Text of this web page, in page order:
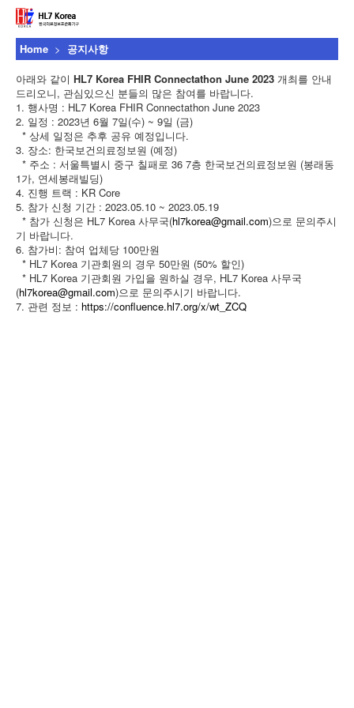
Home > 공지사항
아래와 같이 HL7 Korea FHIR Connectathon June 2023 개최를 안내
드리오니, 관심있으신 분들의 많은 참여를 바랍니다.
1. 행사명 : HL7 Korea FHIR Connectathon June 2023
2. 일정 : 2023년 6월 7일(수) ~ 9일 (금)
* 상세 일정은 추후 공유 예정입니다.
3. 장소: 한국보건의료정보원 (예정)
* 주소 : 서울특별시 중구 칠패로 36 7층 한국보건의료정보원 (봉래동
1가, 연세봉래빌딩)
4. 진행 트랙 : KR Core
5. 참가 신청 기간 : 2023.05.10 ~ 2023.05.19
* 참가 신청은 HL7 Korea 사무국(hl7korea@gmail.com)으로 문의주시
기 바랍니다.
6. 참가비: 참여 업체당 100만원
* HL7 Korea 기관회원의 경우 50만원 (50% 할인)
* HL7 Korea 기관회원 가입을 원하실 경우, HL7 Korea 사무국
(hl7korea@gmail.com)으로 문의주시기 바랍니다.
7. 관련 정보 : https://confluence.hl7.org/x/wt_ZCQ